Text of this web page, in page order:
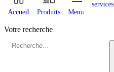
Accueil Produits Menu
services
Votre recherche